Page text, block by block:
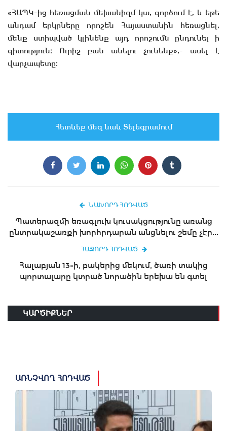
«ՀԱՊԿ-ից հեռացման մեխանիզմ կա, գործում է, և եթե
անդամ երկրները որոշեն Հայաստանին հեռացնել,
մենք ստիպված կլինենք այդ որոշումն ընդունել ի
գիտություն։ Ուրիշ բան անելու չունենք»,- ասել է
վարչապետը։
Հետևեք մեզ նաև Տելեգրամում
ՆԱԽՈՐԴ ՀՈԴՎԱԾ
Պատերազմի եռագլուխ կուսակցությունը առանց
ընտրակաշառքի խորհրդարան անցնելու շեմը չէր...
ՀԱՋՈՐԴ ՀՈԴՎԱԾ
Հալաբյան 13-ի, բակերից մեկում, ծառի տակից
պորտալարը կտրած նորածին երեխա են գտել
ԿԱՐԾԻՔՆԵՐ
ԱՌՆՉՎՈՂ ՀՈԴՎԱԾ